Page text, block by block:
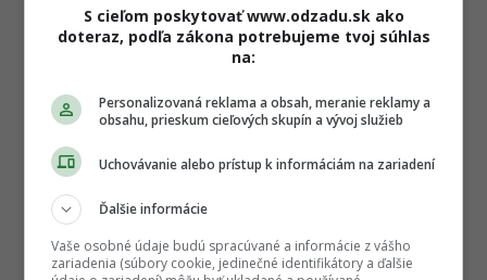
S cieľom poskytovať www.odzadu.sk ako
doteraz, podľa zákona potrebujeme tvoj súhlas
na:
Personalizovaná reklama a obsah, meranie reklamy a
obsahu, prieskum cieľových skupín a vývoj služieb
Uchovávanie alebo prístup k informáciám na zariadení
Ďalšie informácie
Vaše osobné údaje budú spracúvané a informácie z vášho
zariadenia (súbory cookie, jedinečné identifikátory a ďalšie